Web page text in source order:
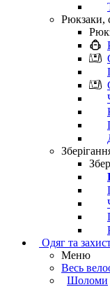
Рюкзаки,
Одяг та
Меню
Весь
Шоломи